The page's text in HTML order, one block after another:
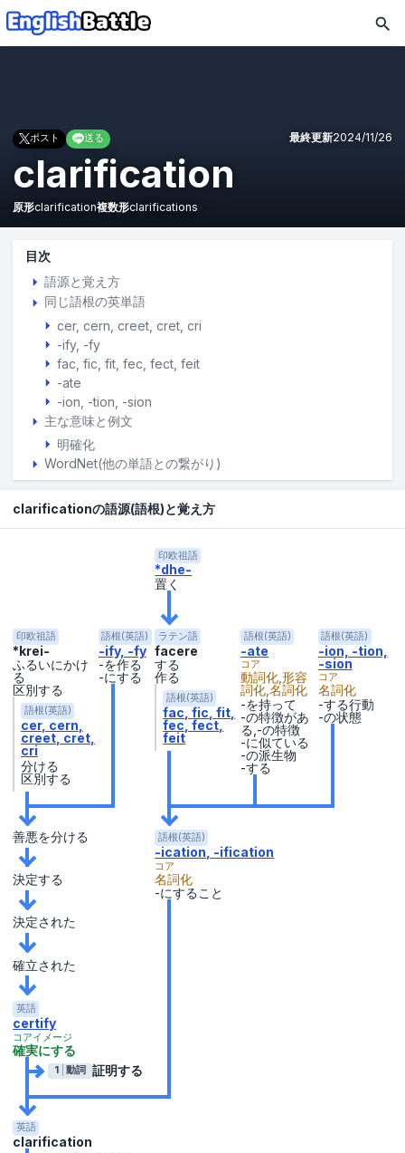
ポスト 送る 最終更新2024/11/26
clarification
原形clarification複数形clarifications
目次
語源と覚え方
同じ語根の英単語
cer cern creet cret cri
-ify, -fy
fac fic fit fec fect feit
-ate
-ion, -tion, -sion
主な意味と例文
明確化
WordNet(他の単語との繋がり)
clarificationの語源(語根)と覚え方
印欧祖語
*dhe-
置く
印欧祖語
*krei-
ふるいにかけ
る
区別する
語根(英語)
cer cern
creet cret
cri
分ける
区別する
語根(英語)
-ify, -fy
-を作る
-にする
ラテン語
facere
する
作る
語根(英語)
fac fic fit
fec fect
feit
語根(英語)
-ate
コア
動詞化,形容
詞化,名詞化
-を持って
-の特徴があ
る,-の特徴
-に似ている
-の派生物
-する
語根(英語)
-ion, -tion,
-sion
コア
名詞化
-する行動
-の状態
善悪を分ける
決定する
決定された
確立された
英語
certify
コアイメージ
確実にする
1 動詞 証明する
語根(英語)
-ication, -ification
コア
名詞化
-にすること
英語
clarification